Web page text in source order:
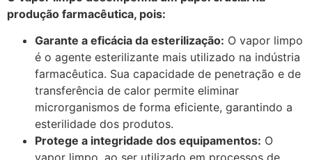
produção farmacêutica, pois:
Garante a eficácia da esterilização: O vapor limpo
é o agente esterilizante mais utilizado na indústria
farmacêutica. Sua capacidade de penetração e de
transferência de calor permite eliminar
microrganismos de forma eficiente, garantindo a
esterilidade dos produtos.
Protege a integridade dos equipamentos: O